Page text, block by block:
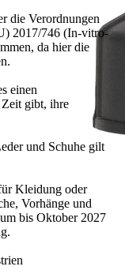
die Verordnungen
2017/746 (In-vitro-
da hier die
einen
Zeit gibt, ihre
und Schuhe gilt
Kleidung oder
Vorhänge und
bis Oktober 2027